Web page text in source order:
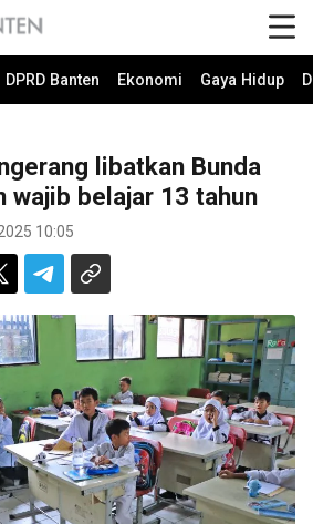
DPRD Banten Ekonomi Gaya Hidup
libatkan Bunda
wajib belajar 13 tahun
10:05